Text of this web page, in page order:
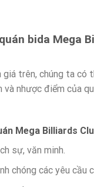
bida Mega
giá trên, chúng ta có
nhược điểm của
Mega Billiards
sự, văn minh.
chóng các yêu cầu